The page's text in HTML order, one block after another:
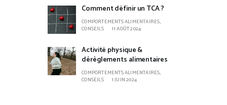
Comment définir un TCA ?
COMPORTEMENTS ALIMENTAIRES,
CONSEILS
11 AOÛT 2024
Activité physique &
dérèglements alimentaires
COMPORTEMENTS ALIMENTAIRES,
CONSEILS
1 JUIN 2024